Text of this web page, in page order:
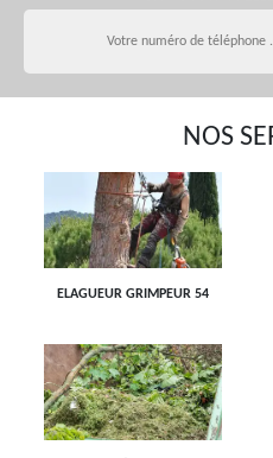
NOS
ELAGUEUR GRIMPEUR 54